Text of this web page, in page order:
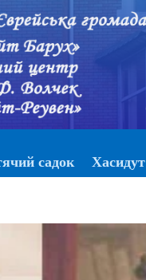
садок Хасидут